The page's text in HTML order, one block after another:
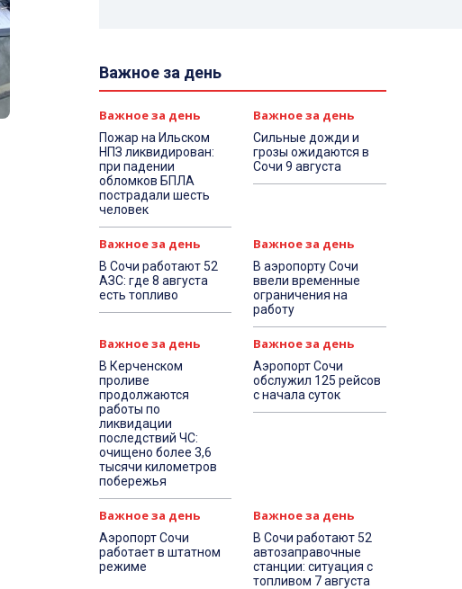
Важное за день
Важное за день
Пожар на Ильском
НПЗ ликвидирован:
при падении
обломков БПЛА
пострадали шесть
человек
Важное за день
Сильные дожди и
грозы ожидаются в
Сочи 9 августа
Важное за день
В Сочи работают 52
АЗС: где 8 августа
есть топливо
Важное за день
В аэропорту Сочи
ввели временные
ограничения на
работу
Важное за день
В Керченском
проливе
продолжаются
работы по
ликвидации
последствий ЧС:
очищено более 3,6
тысячи километров
побережья
Важное за день
Аэропорт Сочи
обслужил 125 рейсов
с начала суток
Важное за день
Аэропорт Сочи
работает в штатном
режиме
Важное за день
В Сочи работают 52
автозаправочные
станции: ситуация с
топливом 7 августа